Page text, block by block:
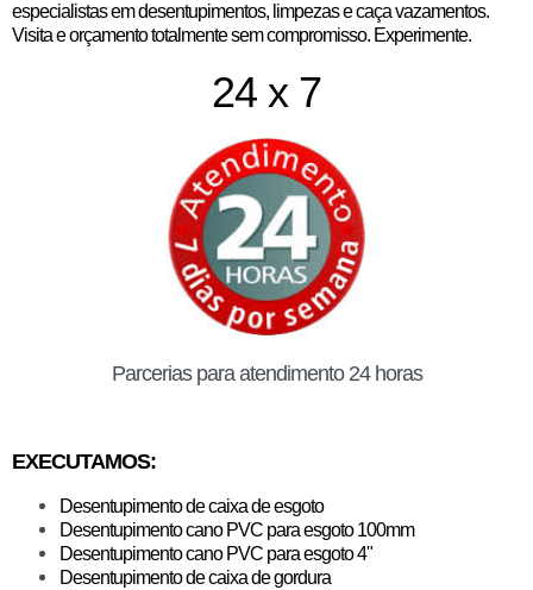
especialistas em desentupimentos, limpezas e caça vazamentos.
Visita e orçamento totalmente sem compromisso. Experimente.
24 x 7
Parcerias para atendimento 24 horas
EXECUTAMOS:
Desentupimento de caixa de esgoto
Desentupimento cano PVC para esgoto 100mm
Desentupimento cano PVC para esgoto 4"
Desentupimento de caixa de gordura